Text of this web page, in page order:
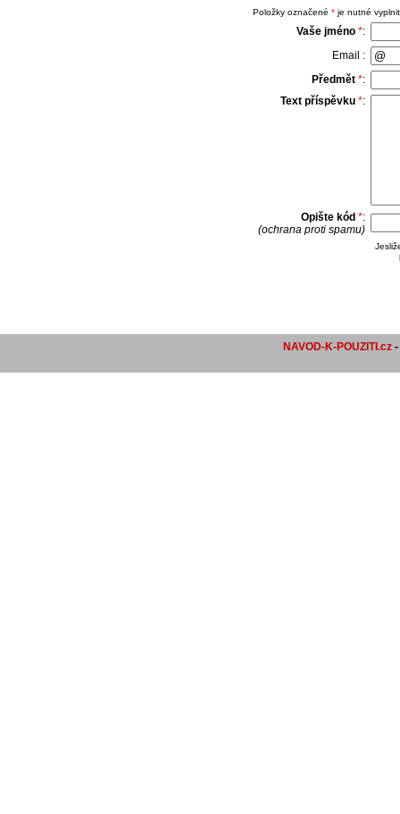
Položky označené *je nutné
Vaše jméno *:
Email :
Předmět *:
Text příspěvku *:
Opište kód *:
(ochrana proti spamu)
NAVOD-K-POUZITI.cz